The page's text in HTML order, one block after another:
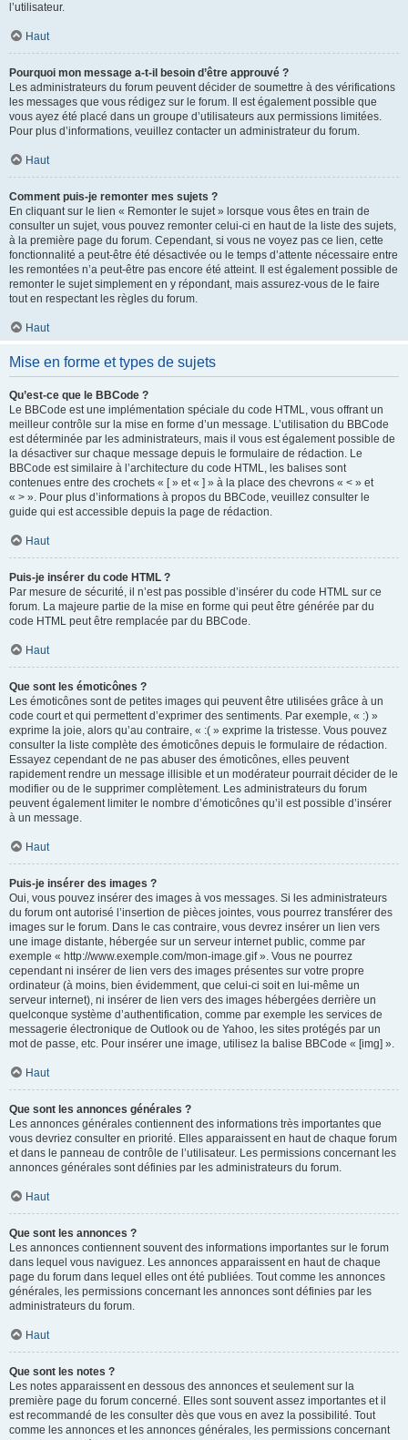
l’utilisateur.
Haut
Pourquoi mon message a-t-il besoin d’être approuvé ?
Les administrateurs du forum peuvent décider de soumettre à des vérifications
les messages que vous rédigez sur le forum. Il est également possible que
vous ayez été placé dans un groupe d’utilisateurs aux permissions limitées.
Pour plus d’informations, veuillez contacter un administrateur du forum.
Haut
Comment puis-je remonter mes sujets ?
En cliquant sur le lien « Remonter le sujet » lorsque vous êtes en train de
consulter un sujet, vous pouvez remonter celui-ci en haut de la liste des sujets,
à la première page du forum. Cependant, si vous ne voyez pas ce lien, cette
fonctionnalité a peut-être été désactivée ou le temps d’attente nécessaire entre
les remontées n’a peut-être pas encore été atteint. Il est également possible de
remonter le sujet simplement en y répondant, mais assurez-vous de le faire
tout en respectant les règles du forum.
Haut
Mise en forme et types de sujets
Qu’est-ce que le BBCode ?
Le BBCode est une implémentation spéciale du code HTML, vous offrant un
meilleur contrôle sur la mise en forme d’un message. L’utilisation du BBCode
est déterminée par les administrateurs, mais il vous est également possible de
la désactiver sur chaque message depuis le formulaire de rédaction. Le
BBCode est similaire à l’architecture du code HTML, les balises sont
contenues entre des crochets « [ » et « ] » à la place des chevrons « < » et
« > ». Pour plus d’informations à propos du BBCode, veuillez consulter le
guide qui est accessible depuis la page de rédaction.
Haut
Puis-je insérer du code HTML ?
Par mesure de sécurité, il n’est pas possible d’insérer du code HTML sur ce
forum. La majeure partie de la mise en forme qui peut être générée par du
code HTML peut être remplacée par du BBCode.
Haut
Que sont les émoticônes ?
Les émoticônes sont de petites images qui peuvent être utilisées grâce à un
code court et qui permettent d’exprimer des sentiments. Par exemple, « :) »
exprime la joie, alors qu’au contraire, « :( » exprime la tristesse. Vous pouvez
consulter la liste complète des émoticônes depuis le formulaire de rédaction.
Essayez cependant de ne pas abuser des émoticônes, elles peuvent
rapidement rendre un message illisible et un modérateur pourrait décider de le
modifier ou de le supprimer complètement. Les administrateurs du forum
peuvent également limiter le nombre d’émoticônes qu’il est possible d’insérer
à un message.
Haut
Puis-je insérer des images ?
Oui, vous pouvez insérer des images à vos messages. Si les administrateurs
du forum ont autorisé l’insertion de pièces jointes, vous pourrez transférer des
images sur le forum. Dans le cas contraire, vous devrez insérer un lien vers
une image distante, hébergée sur un serveur internet public, comme par
exemple « http://www.exemple.com/mon-image.gif ». Vous ne pourrez
cependant ni insérer de lien vers des images présentes sur votre propre
ordinateur (à moins, bien évidemment, que celui-ci soit en lui-même un
serveur internet), ni insérer de lien vers des images hébergées derrière un
quelconque système d’authentification, comme par exemple les services de
messagerie électronique de Outlook ou de Yahoo, les sites protégés par un
mot de passe, etc. Pour insérer une image, utilisez la balise BBCode « [img] ».
Haut
Que sont les annonces générales ?
Les annonces générales contiennent des informations très importantes que
vous devriez consulter en priorité. Elles apparaissent en haut de chaque forum
et dans le panneau de contrôle de l’utilisateur. Les permissions concernant les
annonces générales sont définies par les administrateurs du forum.
Haut
Que sont les annonces ?
Les annonces contiennent souvent des informations importantes sur le forum
dans lequel vous naviguez. Les annonces apparaissent en haut de chaque
page du forum dans lequel elles ont été publiées. Tout comme les annonces
générales, les permissions concernant les annonces sont définies par les
administrateurs du forum.
Haut
Que sont les notes ?
Les notes apparaissent en dessous des annonces et seulement sur la
première page du forum concerné. Elles sont souvent assez importantes et il
est recommandé de les consulter dès que vous en avez la possibilité. Tout
comme les annonces et les annonces générales, les permissions concernant